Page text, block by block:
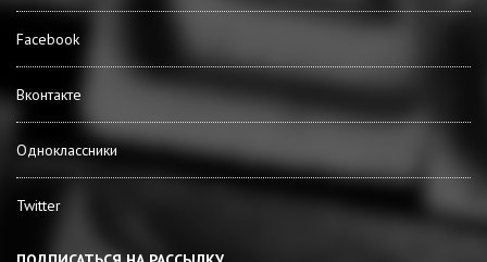
Facebook
Вконтакте
Одноклассники
Twitter